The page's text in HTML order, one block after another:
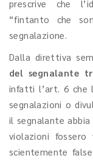
prescrive che
“fintanto che
segnalazione.
Dalla direttiva
del segnalante
infatti l’art. 6 che
segnalazioni o
il segnalante
violazioni
scientemente